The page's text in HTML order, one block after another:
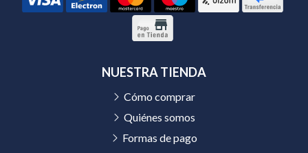
NUESTRA TIENDA
Cómo comprar
Quiénes somos
Formas de pago